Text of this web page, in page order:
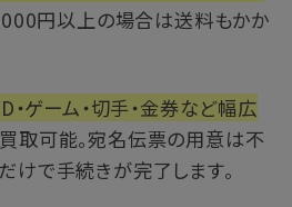
円以上の場合は送料もかか
・ゲーム・切手・金券など幅広
取可能。宛名伝票の用意は不
けで手続きが完了します。